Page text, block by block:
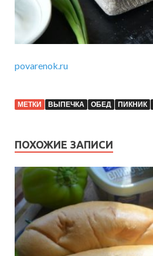
povarenok.ru
МЕТКИ ВЫПЕЧКА ОБЕД ПИКНИК
ПОХОЖИЕ ЗАПИСИ